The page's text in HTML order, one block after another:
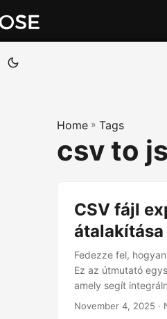
Home » Tags
csv to
CSV fájl
Fedezze fel,
Ez az útmutató
amely segít
November 4, 2025 ·